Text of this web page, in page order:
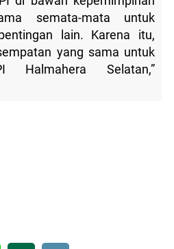
semata-mata untuk
lain. Karena itu,
yang sama untuk
Halmahera Selatan,”